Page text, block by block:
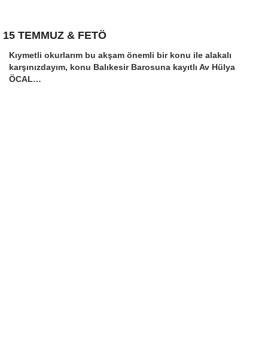
15 TEMMUZ & FETÖ
Kıymetli okurlarım bu akşam önemli bir konu ile alakalı
karşınızdayım, konu Balıkesir Barosuna kayıtlı Av Hülya
ÖCAL…